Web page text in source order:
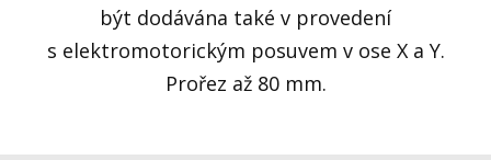
být dodávána také v provedení
s elektromotorickým posuvem v ose X a Y.
Prořez až 80 mm.